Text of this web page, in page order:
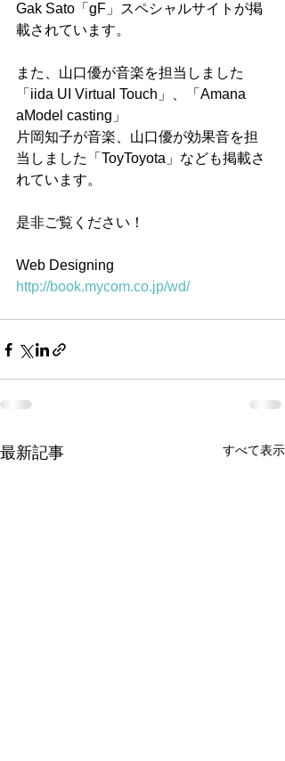
Gak Sato「gF」スペシャルサイトが掲
載されています。
また、山口優が音楽を担当しました
「iida UI Virtual Touch」、「Amana
aModel casting」
片岡知子が音楽、山口優が効果音を担
当しました「ToyToyota」なども掲載さ
れています。
是非ご覧ください！
Web Designing
http://book.mycom.co.jp/wd/
最新記事 すべて表示